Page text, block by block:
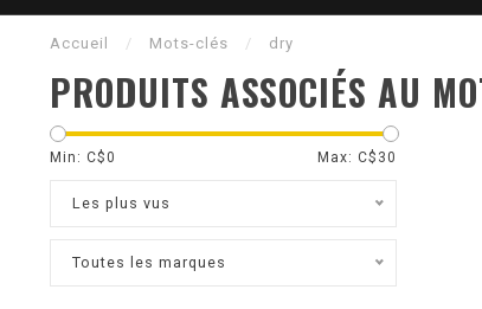
Accueil / Mots-clés / dry
PRODUITS ASSOCIÉS AU
Min: C$0 Max: C$ 30
Les plus vus
Toutes les marques